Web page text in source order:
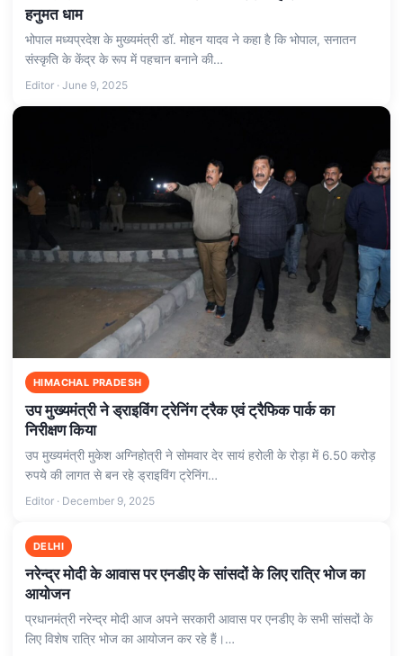
हनुमत धाम
भोपाल मध्यप्रदेश के मुख्यमंत्री डॉ. मोहन यादव ने कहा है कि भोपाल, सनातन
संस्कृति के केंद्र के रूप में पहचान बनाने की…
Editor · June 9, 2025
HIMACHAL PRADESH
उप मुख्यमंत्री ने ड्राइविंग ट्रेनिंग ट्रैक एवं ट्रैफिक पार्क का
निरीक्षण किया
उप मुख्यमंत्री मुकेश अग्निहोत्री ने सोमवार देर सायं हरोली के रोड़ा में 6.50 करोड़
रुपये की लागत से बन रहे ड्राइविंग ट्रेनिंग…
Editor · December 9, 2025
DELHI
नरेन्‍द्र मोदी के आवास पर एनडीए के सांसदों के लिए रात्रि भोज का
आयोजन
प्रधानमंत्री नरेन्‍द्र मोदी आज अपने सरकारी आवास पर एनडीए के सभी सांसदों के
लिए विशेष रात्रि भोज का आयोजन कर रहे हैं।…